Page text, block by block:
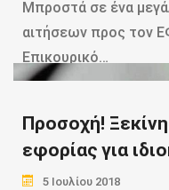
Μπροστά σε ένα
αιτήσεων προς τον
Επικουρικό…
Read more
Προσοχή!
εφορίας για
5 Ιουλίου 2018